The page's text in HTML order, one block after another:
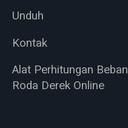
Unduh
Kontak
Alat Perhitungan Beban
Roda Derek Online